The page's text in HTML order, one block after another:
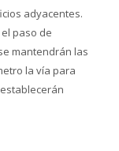
adyacentes.
paso de
mantendrán las
la vía para